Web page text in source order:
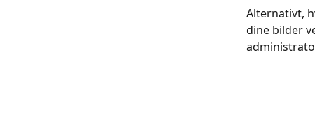
​​​​​​​​​​​​Alternativt,
dine bilder